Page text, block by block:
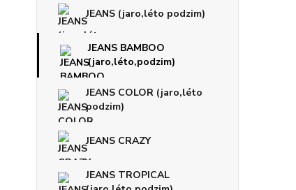
JEANS (jaro,léto podzim)
JEANS BAMBOO
(jaro,léto,podzim)
JEANS COLOR (jaro,léto
podzim)
JEANS CRAZY
JEANS TROPICAL